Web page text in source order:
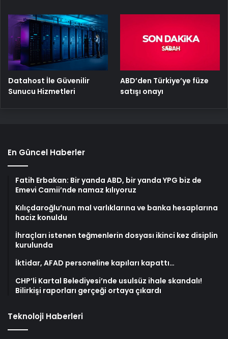
Datahost İle Güvenilir
Sunucu Hizmetleri
ABD’den Türkiye’ye füze
satışı onayı
En Güncel Haberler
Fatih Erbakan: Bir yanda ABD, bir yanda YPG biz de
Emevi Camii’nde namaz kılıyoruz
Kılıçdaroğlu’nun mal varlıklarına ve banka hesaplarına
haciz konuldu
İhraçları istenen teğmenlerin dosyası ikinci kez disiplin
kurulunda
İktidar, AFAD personeline kapıları kapattı…
CHP’li Kartal Belediyesi’nde usulsüz ihale skandalı!
Bilirkişi raporları gerçeği ortaya çıkardı
Teknoloji Haberleri